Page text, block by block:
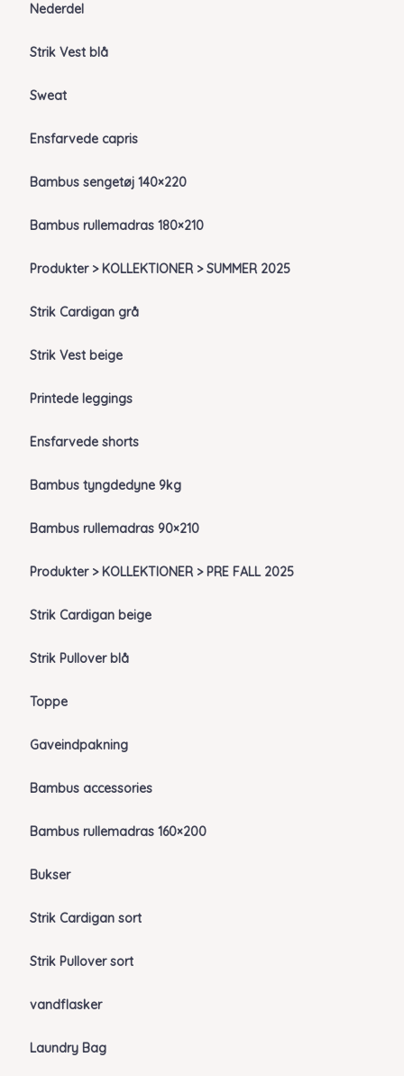
Nederdel
Strik Vest blå
Sweat
Ensfarvede capris
Bambus sengetøj 140×220
Bambus rullemadras 180×210
Produkter > KOLLEKTIONER > SUMMER 2025
Strik Cardigan grå
Strik Vest beige
Printede leggings
Ensfarvede shorts
Bambus tyngdedyne 9kg
Bambus rullemadras 90×210
Produkter > KOLLEKTIONER > PRE FALL 2025
Strik Cardigan beige
Strik Pullover blå
Toppe
Gaveindpakning
Bambus accessories
Bambus rullemadras 160×200
Bukser
Strik Cardigan sort
Strik Pullover sort
vandflasker
Laundry Bag